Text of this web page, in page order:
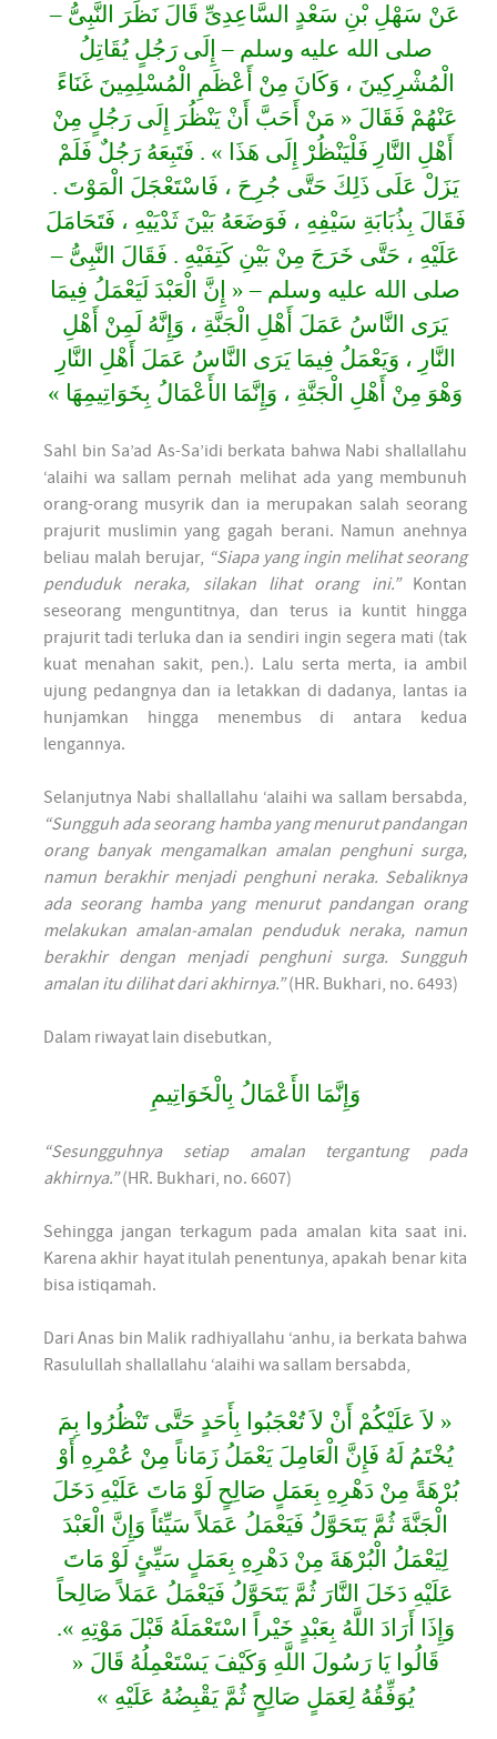
عَنْ سَهْلِ بْنِ سَعْدٍ السَّاعِدِىِّ قَالَ نَظَرَ النَّبِىُّ –
صلى الله عليه وسلم – إِلَى رَجُلٍ يُقَاتِلُ
الْمُشْرِكِينَ ، وَكَانَ مِنْ أَعْظَمِ الْمُسْلِمِينَ غَنَاءً
عَنْهُمْ فَقَالَ « مَنْ أَحَبَّ أَنْ يَنْظُرَ إِلَى رَجُلٍ مِنْ
أَهْلِ النَّارِ فَلْيَنْظُرْ إِلَى هَذَا » . فَتَبِعَهُ رَجُلٌ فَلَمْ
يَزَلْ عَلَى ذَلِكَ حَتَّى جُرِحَ ، فَاسْتَعْجَلَ الْمَوْتَ .
فَقَالَ بِذُبَابَةِ سَيْفِهِ ، فَوَضَعَهُ بَيْنَ ثَدْيَيْهِ ، فَتَحَامَلَ
عَلَيْهِ ، حَتَّى خَرَجَ مِنْ بَيْنِ كَتِفَيْهِ . فَقَالَ النَّبِىُّ –
صلى الله عليه وسلم – « إِنَّ الْعَبْدَ لَيَعْمَلُ فِيمَا
يَرَى النَّاسُ عَمَلَ أَهْلِ الْجَنَّةِ ، وَإِنَّهُ لَمِنْ أَهْلِ
النَّارِ ، وَيَعْمَلُ فِيمَا يَرَى النَّاسُ عَمَلَ أَهْلِ النَّارِ
وَهْوَ مِنْ أَهْلِ الْجَنَّةِ ، وَإِنَّمَا الأَعْمَالُ بِخَوَاتِيمِهَا »
Sahl bin Sa’ad As-Sa’idi berkata bahwa Nabi shallallahu
‘alaihi wa sallam pernah melihat ada yang membunuh
orang-orang musyrik dan ia merupakan salah seorang
prajurit muslimin yang gagah berani. Namun anehnya
beliau malah berujar, “Siapa yang ingin melihat seorang
penduduk neraka, silakan lihat orang ini.”Kontan
seseorang menguntitnya, dan terus ia kuntit hingga
prajurit tadi terluka dan ia sendiri ingin segera mati (tak
kuat menahan sakit, pen.). Lalu serta merta, ia ambil
ujung pedangnya dan ia letakkan di dadanya, lantas ia
hunjamkan hingga menembus di antara kedua
lengannya.
Selanjutnya Nabi shallallahu ‘alaihi wa sallam bersabda,
“Sungguh ada seorang hamba yang menurut pandangan
orang banyak mengamalkan amalan penghuni surga,
namun berakhir menjadi penghuni neraka. Sebaliknya
ada seorang hamba yang menurut pandangan orang
melakukan amalan-amalan penduduk neraka, namun
berakhir dengan menjadi penghuni surga. Sungguh
amalan itu dilihat dari akhirnya.”(HR. Bukhari, no. 6493)
Dalam riwayat lain disebutkan,
وَإِنَّمَا الأَعْمَالُ بِالْخَوَاتِيمِ
“Sesungguhnya setiap amalan tergantung pada
akhirnya.”(HR. Bukhari, no. 6607)
Sehingga jangan terkagum pada amalan kita saat ini.
Karena akhir hayat itulah penentunya, apakah benar kita
bisa istiqamah.
Dari Anas bin Malik radhiyallahu ‘anhu, ia berkata bahwa
Rasulullah shallallahu ‘alaihi wa sallam bersabda,
« لاَ عَلَيْكُمْ أَنْ لاَ تُعْجَبُوا بِأَحَدٍ حَتَّى تَنْظُرُوا بِمَ
يُخْتَمُ لَهُ فَإِنَّ الْعَامِلَ يَعْمَلُ زَمَاناً مِنْ عُمْرِهِ أَوْ
بُرْهَةً مِنْ دَهْرِهِ بِعَمَلٍ صَالِحٍ لَوْ مَاتَ عَلَيْهِ دَخَلَ
الْجَنَّةَ ثُمَّ يَتَحَوَّلُ فَيَعْمَلُ عَمَلاً سَيِّئاً وَإِنَّ الْعَبْدَ
لِيَعْمَلُ الْبُرْهَةَ مِنْ دَهْرِهِ بِعَمَلٍ سَيِّئٍ لَوْ مَاتَ
عَلَيْهِ دَخَلَ النَّارَ ثُمَّ يَتَحَوَّلُ فَيَعْمَلُ عَمَلاً صَالِحاً
وَإِذَا أَرَادَ اللَّهُ بِعَبْدٍ خَيْراً اسْتَعْمَلَهُ قَبْلَ مَوْتِهِ ».
قَالُوا يَا رَسُولَ اللَّهِ وَكَيْفَ يَسْتَعْمِلُهُ قَالَ «
يُوَفِّقُهُ لِعَمَلٍ صَالِحٍ ثُمَّ يَقْبِضُهُ عَلَيْهِ »